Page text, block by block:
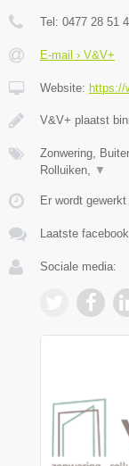
Tel: 0477 28 51
E-mail › V&V+
Website: https://
V&V+ plaatst
Zonwering,
Rolluiken,
▼
Er wordt gewerkt
Laatste
Sociale media: